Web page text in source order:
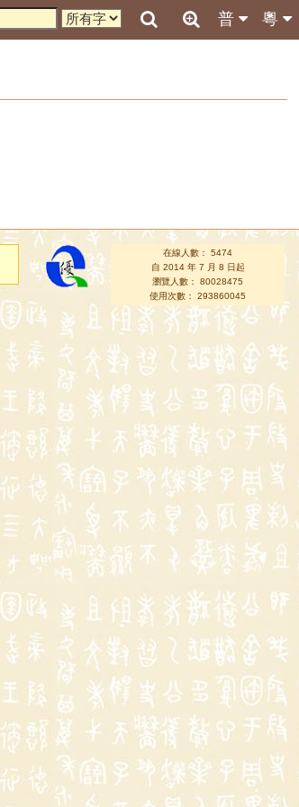
粵
普
在線人數： 5474
自 2014 年 7 月 8 日起
瀏覽人數： 80028475
使用次數： 293860045